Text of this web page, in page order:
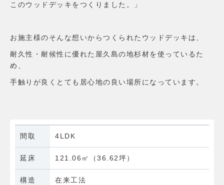
このウッドデッキをつくりました。」
お施主様のそんな想いからつくられたウッドデッキは、
耐久性・耐候性に優れた屋久島の地杉材を使っているた
め、
手触りが良くとても居心地の良い場所になっています。
間取 4LDK
延床 121.06㎡（36.62坪）
構造 在来工法